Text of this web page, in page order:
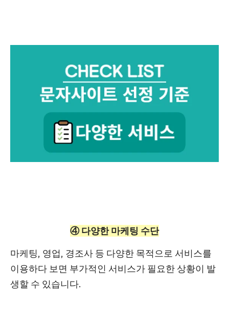
④ 다양한 마케팅 수단
마케팅, 영업, 경조사 등 다양한 목적으로 서비스를
이용하다 보면 부가적인 서비스가 필요한 상황이 발
생할 수 있습니다.